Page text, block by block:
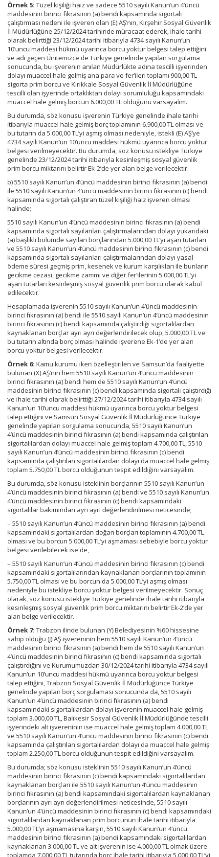
Örnek 5: Tüzel kişiliği haiz ve sadece 5510 sayılı Kanun’un 4’üncü
maddesinin birinci fıkrasının (a) bendi kapsamında sigortalı
çalıştırması nedeni ile işveren olan (E) AŞ’nin, Kırşehir Sosyal Güvenlik
İl Müdürlüğüne 25/12/2024 tarihinde müracaat ederek, ihale tarihi
olarak belirttiği 23/12/2024 tarihi itibarıyla 4734 sayılı Kanun’un
10’uncu maddesi hükmü uyarınca borcu yoktur belgesi talep ettiğini
ve adı geçen Ünitemizce de Türkiye genelinde yapılan sorgulama
sonucunda, bu işverenin anılan Müdürlükte adına tescilli işyerinden
dolayı muaccel hale gelmiş ana para ve fer’ileri toplamı 900,00 TL
sigorta prim borcu ve Kırıkkale Sosyal Güvenlik İl Müdürlüğüne
tescilli olan işyerinde ortaklıktan dolayı sorumluluğu kapsamındaki
muaccel hale gelmiş borcun 6.000,00 TL olduğunu varsayalım.
Bu durumda, söz konusu işverenin Türkiye genelinde ihale tarihi
itibarıyla muaccel hale gelmiş borç toplamının 6.900,00 TL olması ve
bu tutarın da 5.000,00 TL’yi aşmış olması nedeniyle, istekli (E) AŞ’ye
4734 sayılı Kanun’un 10’uncu maddesi hükmü uyarınca borcu yoktur
belgesi verilmeyecektir. Bu durumda, söz konusu istekliye Türkiye
genelinde 23/12/2024 tarihi itibarıyla kesinleşmiş sosyal güvenlik
prim borcu miktarını belirtir Ek-2’de yer alan belge verilecektir.
b) 5510 sayılı Kanun’un 4’üncü maddesinin birinci fıkrasının (a) bendi
ile 5510 sayılı Kanun’un 4’üncü maddesinin birinci fıkrasının (c) bendi
kapsamında sigortalı çalıştıran tüzel kişiliği haiz işveren olması
halinde;
5510 sayılı Kanun’un 4’üncü maddesinin birinci fıkrasının (a) bendi
kapsamında sigortalı sayılanları çalıştırmalarından dolayı yukarıdaki
(a) başlıklı bölümde sayılan borçlarından 5.000,00 TL’yi aşan tutarları
ve 5510 sayılı Kanun’un 4’üncü maddesinin birinci fıkrasının (c) bendi
kapsamında sigortalı sayılanları çalıştırmalarından dolayı yasal
ödeme süresi geçmiş prim, kesenek ve kurum karşılıkları ile bunların
gecikme cezası, gecikme zammı ve diğer fer’ilerinin 5.000,00 TL’yi
aşan tutarları kesinleşmiş sosyal güvenlik prim borcu olarak kabul
edilecektir.
Hesaplamada işverenin 5510 sayılı Kanun’un 4’üncü maddesinin
birinci fıkrasının (a) bendi ile 5510 sayılı Kanun’un 4’üncü maddesinin
birinci fıkrasının (c) bendi kapsamında çalıştırdığı sigortalılardan
kaynaklanan borçlar ayrı ayrı değerlendirilecek olup, 5.000,00 TL ve
bu tutarın altında borç olması halinde işverene Ek-1’de yer alan
borcu yoktur belgesi verilecektir.
Örnek 6: Kamu kurumu iken özelleştirilen ve Samsun’da faaliyette
bulunan (X) AŞ’nin hem 5510 sayılı Kanun’un 4’üncü maddesinin
birinci fıkrasının (a) bendi hem de 5510 sayılı Kanun’un 4’üncü
maddesinin birinci fıkrasının (c) bendi kapsamında sigortalı çalıştırdığı
ve ihale tarihi olarak belirttiği 27/12/2024 tarihi itibarıyla 4734 sayılı
Kanun’un 10’uncu maddesi hükmü uyarınca borcu yoktur belgesi
talep ettiğini ve Samsun Sosyal Güvenlik İl Müdürlüğünce Türkiye
genelinde yapılan sorgulama sonucunda, 5510 sayılı Kanun’un
4’üncü maddesinin birinci fıkrasının (a) bendi kapsamında çalıştırılan
sigortalılardan dolayı muaccel hale gelmiş toplam 4.700,00 TL, 5510
sayılı Kanun’un 4’üncü maddesinin birinci fıkrasının (c) bendi
kapsamında çalıştırılan sigortalılardan dolayı da muaccel hale gelmiş
toplam 5.750,00 TL borcu olduğunun tespit edildiğini varsayalım.
Bu durumda, söz konusu isteklinin borçlarının 5510 sayılı Kanun’un
4’üncü maddesinin birinci fıkrasının (a) bendi ve 5510 sayılı Kanun’un
4’üncü maddesinin birinci fıkrasının (c) bendi kapsamındaki
sigortalılar bakımından ayrı ayrı değerlendirilmesi neticesinde;
– 5510 sayılı Kanun’un 4’üncü maddesinin birinci fıkrasının (a) bendi
kapsamındaki sigortalılardan doğan borçları toplamının 4.700,00 TL
olması ve bu borcun 5.000,00 TL’yi aşmaması sebebiyle borcu yoktur
belgesi verilebilecek ise de,
– 5510 sayılı Kanun’un 4’üncü maddesinin birinci fıkrasının (c) bendi
kapsamındaki sigortalılarından kaynaklanan borçlarının toplamının
5.750,00 TL olması ve bu borcun da 5.000,00 TL’yi aşmış olması
nedeniyle bu istekliye borcu yoktur belgesi verilmeyecektir. Sonuç
olarak, söz konusu istekliye Türkiye genelinde ihale tarihi itibarıyla
kesinleşmiş sosyal güvenlik prim borcu miktarını belirtir Ek-2’de yer
alan belge verilecektir.
Örnek 7: Trabzon ilinde bulunan (Y) Belediyesinin %60 hissesine
sahip olduğu (J) AŞ işvereninin hem 5510 sayılı Kanun’un 4’üncü
maddesinin birinci fıkrasının (a) bendi hem de 5510 sayılı Kanun’un
4’üncü maddesinin birinci fıkrasının (c) bendi kapsamında sigortalı
çalıştırdığını ve Kurumumuzdan 30/12/2024 tarihi itibarıyla 4734 sayılı
Kanun’un 10’uncu maddesi hükmü uyarınca borcu yoktur belgesi
talep ettiğini, Trabzon Sosyal Güvenlik İl Müdürlüğünce Türkiye
genelinde yapılan borç sorgulaması sonucunda da, 5510 sayılı
Kanun’un 4’üncü maddesinin birinci fıkrasının (a) bendi
kapsamındaki sigortalılardan dolayı işverenin muaccel hale gelmiş
toplam 3.000,00 TL, Balıkesir Sosyal Güvenlik İl Müdürlüğünde tescilli
işyerindeki alt işvereninin ise muaccel hale gelmiş toplam 4.000,00 TL
ve 5510 sayılı Kanun’un 4’üncü maddesinin birinci fıkrasının (c) bendi
kapsamında çalıştırılan sigortalılardan dolayı da muaccel hale gelmiş
toplam 2.250,00 TL borcu olduğunun tespit edildiğini varsayalım.
Bu durumda; söz konusu isteklinin 5510 sayılı Kanun’un 4’üncü
maddesinin birinci fıkrasının (c) bendi kapsamındaki sigortalılardan
kaynaklanan borçları ile 5510 sayılı Kanun’un 4’üncü maddesinin
birinci fıkrasının (a) bendi kapsamındaki sigortalılardan kaynaklanan
borçlarının ayrı ayrı değerlendirilmesi neticesinde, 5510 sayılı
Kanun’un 4’üncü maddesinin birinci fıkrasının (c) bendi kapsamındaki
sigortalılardan kaynaklanan prim borcunun ihale tarihi itibarıyla
5.000,00 TL’yi aşmamasına karşın, 5510 sayılı Kanun’un 4’üncü
maddesinin birinci fıkrasının (a) bendi kapsamındaki sigortalılardan
kaynaklanan 3.000,00 TL ve alt işverenin ise 4.000,00 TL olmak üzere
toplamda 7.000,00 TL tutarında borç ihale tarihi itibarıyla 5.000,00 TL’yi